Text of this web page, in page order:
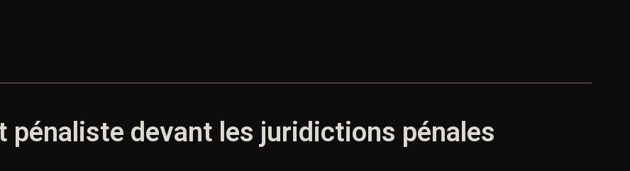
pénaliste devant les juridictions pénales